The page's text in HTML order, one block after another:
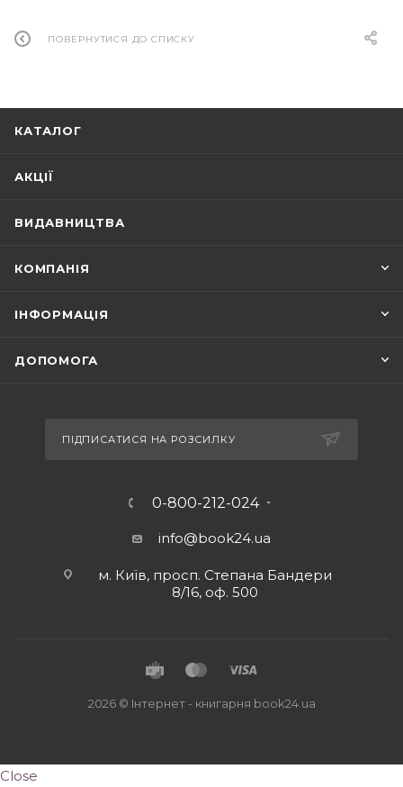
ПОВЕРНУТИСЯ ДО СПИСКУ
КАТАЛОГ
АКЦІЇ
ВИДАВНИЦТВА
КОМПАНІЯ
ІНФОРМАЦІЯ
ДОПОМОГА
ПІДПИСАТИСЯ НА РОЗСИЛКУ
0-800-212-024
info@book24.ua
м. Київ, просп. Степана Бандери
8/16, оф. 500
2026 © Iнтернет - книгарня book24.ua
Close